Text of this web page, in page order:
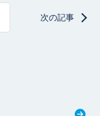
次の記事